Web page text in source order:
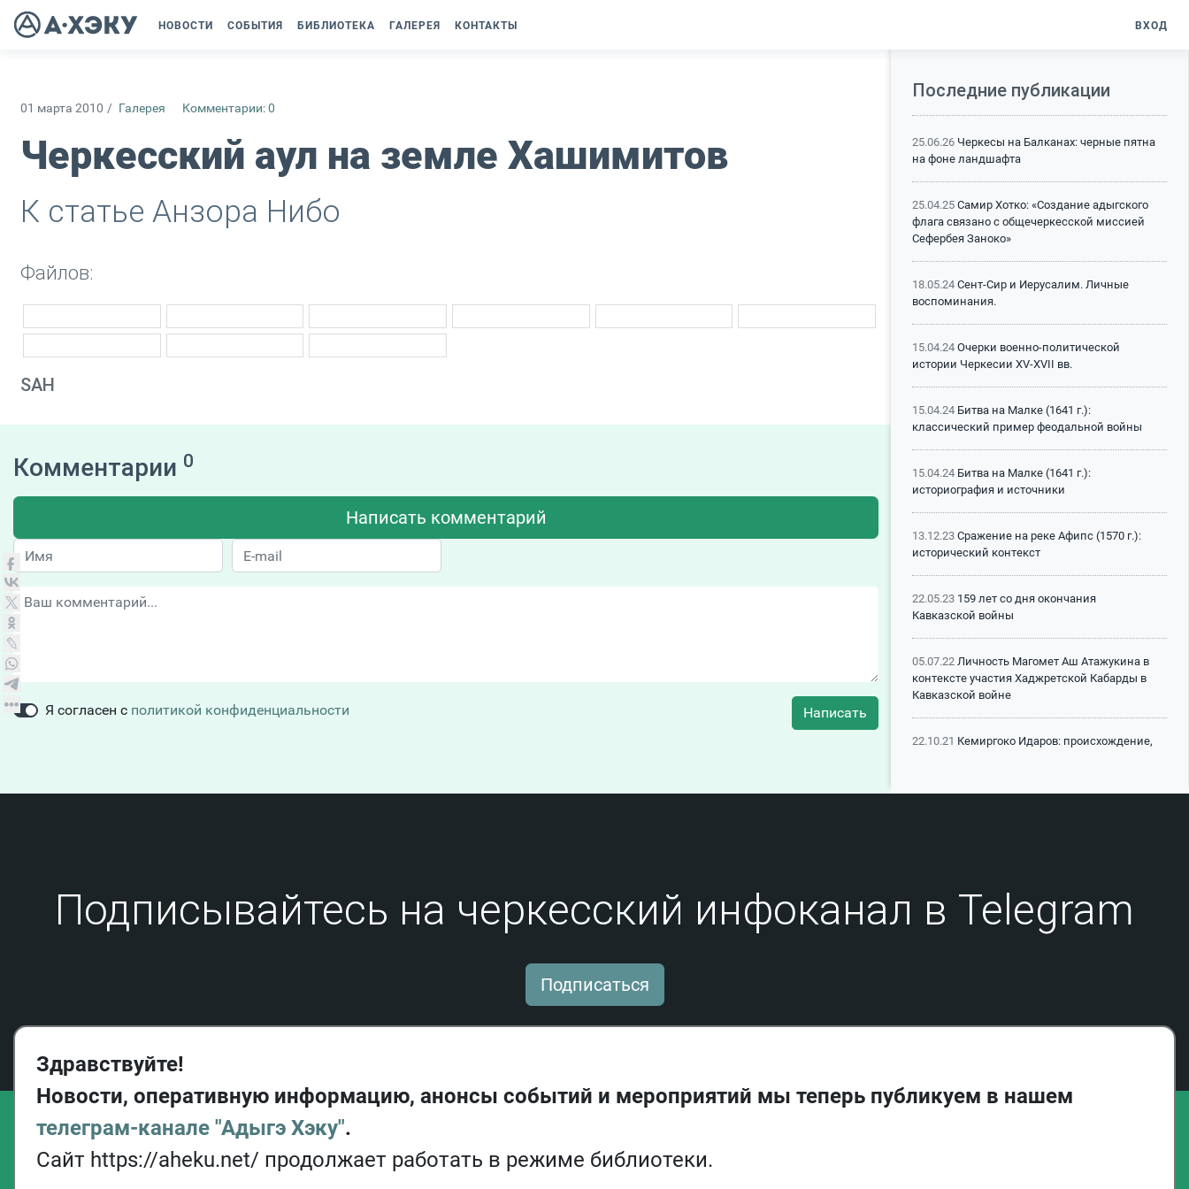
НОВОСТИ СОБЫТИЯ БИБЛИОТЕКА ГАЛЕРЕЯ КОНТАКТЫ ВХОД
01 марта 2010 / Галерея Комментарии: 0
Черкесский аул на земле Хашимитов
К статье Анзора Нибо
Файлов:
SAH
Комментарии 0
Написать комментарий
Я согласен с политикой конфиденциальности Написать
Последние публикации
25.06.26 Черкесы на Балканах: черные пятна
на фоне ландшафта
25.04.25 Самир Хотко: «Создание адыгского
флага связано с общечеркесской миссией
Сефербея Заноко»
18.05.24 Сент-Сир и Иерусалим. Личные
воспоминания.
15.04.24 Очерки военно-политической
истории Черкесии XV-XVII вв.
15.04.24 Битва на Малке (1641 г.):
классический пример феодальной войны
15.04.24 Битва на Малке (1641 г.):
историография и источники
13.12.23 Сражение на реке Афипс (1570 г.):
исторический контекст
22.05.23 159 лет со дня окончания
Кавказской войны
05.07.22 Личность Магомет Аш Атажукина в
контексте участия Хаджретской Кабарды в
Кавказской войне
22.10.21 Кемиргоко Идаров: происхождение,
(Бахъшысэрей зек1уэ): проблемы датировки
07.10.20Трансформация института кровной
Подписывайтесь на черкесский инфоканал в Telegram
Подписаться
Здравствуйте!
Новости, оперативную информацию, анонсы событий и мероприятий мы теперь публикуем в нашем
телеграм-канале "Адыгэ Хэку".
Сайт https://aheku.net/ продолжает работать в режиме библиотеки.